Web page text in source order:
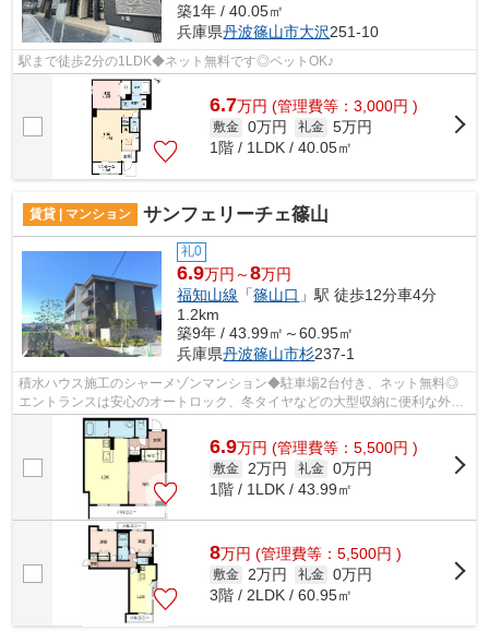
築1年 / 40.05㎡
兵庫県丹波篠山市大沢251-10
駅まで徒歩2分の1LDK◆ネット無料です◎ペットOK♪
6.7万円 (管理費等：3,000円 )
敷金 0万円 礼金 5万円
1階 / 1LDK / 40.05㎡
賃貸 | マンション サンフェリーチェ篠山
礼0
6.9万円～8万円
福知山線 「篠山口 」駅 徒歩12分車4分
1.2km
築9年 / 43.99㎡～60.95㎡
兵庫県丹波篠山市杉237-1
積水ハウス施工のシャーメゾンマンション◆駐車場2台付き、ネット無料◎
エントランスは安心のオートロック、冬タイヤなどの大型収納に便利な外部
物置付き♪お手入れが簡単なIHのシステム...
6.9万円 (管理費等：5,500円 )
敷金 2万円 礼金 0万円
1階 / 1LDK / 43.99㎡
8万円 (管理費等：5,500円 )
敷金 2万円 礼金 0万円
3階 / 2LDK / 60.95㎡